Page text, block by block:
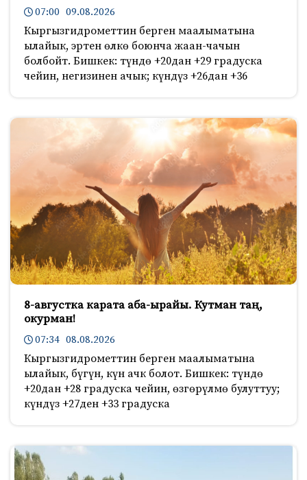
07:00 09.08.2026
Кыргызгидрометтин берген маалыматына
ылайык, эртен өлкө боюнча жаан-чачын
болбойт. Бишкек: түндө +20дан +29 градуска
чейин, негизинен ачык; күндүз +26дан +36
8-августка карата аба-ырайы. Кутман таң,
окурман!
07:34 08.08.2026
Кыргызгидрометтин берген маалыматына
ылайык, бүгүн, күн ачк болот. Бишкек: түндө
+20дан +28 градуска чейин, өзгөрүлмө булуттуу;
күндүз +27ден +33 градуска